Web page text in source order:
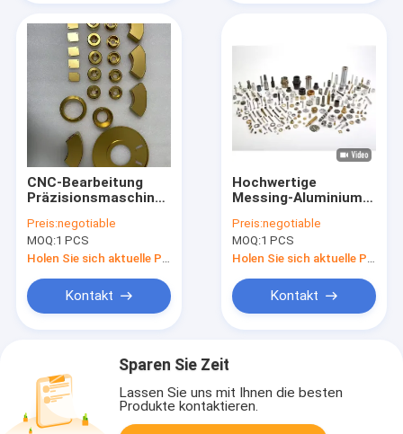
CNC-Bearbeitung
Präzisionsmaschinen
angefertigt Kupfer
Titan Edelstahl CNC-
Bearbeitung Drehen
Preis:negotiable
MOQ:1 PCS
Kontakt
Hochwertige
Messing-Aluminium-
Drehfreideile
Hochwertige
kundenspezifische
Komponenten mit
Preis:negotiable
MOQ:1 PCS
Kontakt
Sparen Sie Zeit
Lassen Sie uns mit Ihnen die besten
Produkte kontaktieren.